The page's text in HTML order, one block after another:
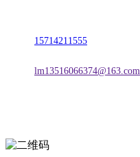
15714211555
lm13516066374@163.com